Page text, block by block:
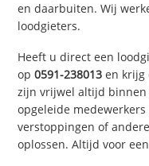
en daarbuiten. Wij
loodgieters.
Heeft u direct een
op0591-238013 en krijg
zijn vrijwel altijd binnen
opgeleide
verstoppingen of
oplossen. Altijd voor